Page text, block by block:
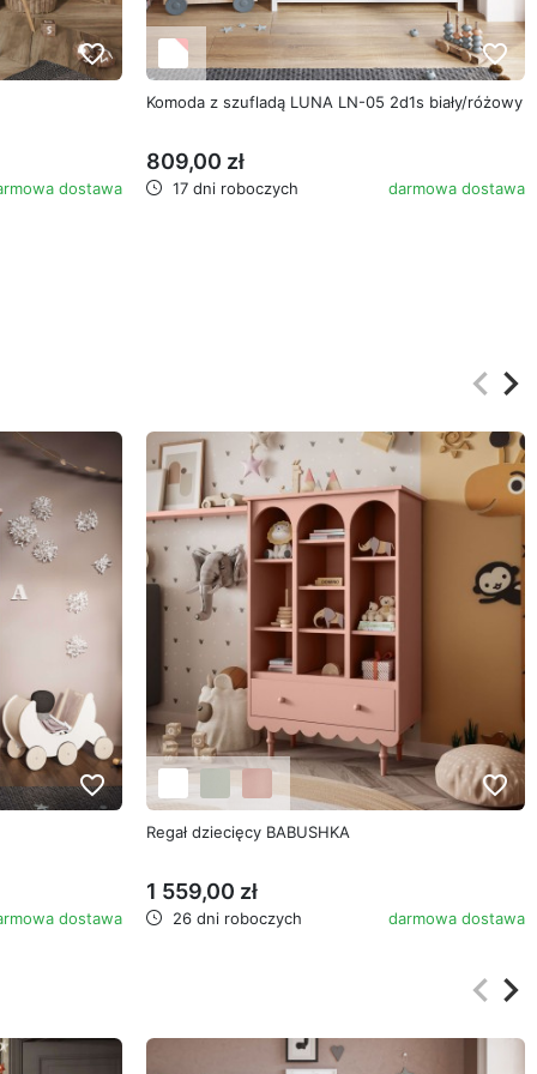
favorite_border
dostawa
favorite_border
Komoda z szufladą LUNA LN-05 2d1s biały/różowy
809,00 zł
17 dni roboczych darmowa dostawa
keyboard_arrow_left
keyboard_arrow_right
favorite_border
dostawa
favorite_border
Regał dziecięcy BABUSHKA
1 559,00 zł
26 dni roboczych darmowa dostawa
keyboard_arrow_left
keyboard_arrow_right